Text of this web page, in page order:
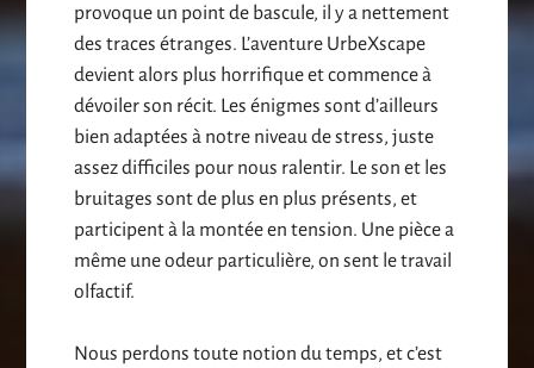
provoque un point de bascule, il y a nettement
des traces étranges. L’aventure UrbeXscape
devient alors plus horrifique et commence à
dévoiler son récit. Les énigmes sont d’ailleurs
bien adaptées à notre niveau de stress, juste
assez difficiles pour nous ralentir. Le son et les
bruitages sont de plus en plus présents, et
participent à la montée en tension. Une pièce a
même une odeur particulière, on sent le travail
olfactif.
Nous perdons toute notion du temps, et c’est